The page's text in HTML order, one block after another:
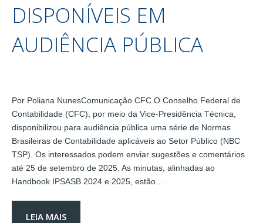
DISPONÍVEIS EM
AUDIÊNCIA PÚBLICA
Por Poliana NunesComunicação CFC O Conselho Federal de
Contabilidade (CFC), por meio da Vice-Presidência Técnica,
disponibilizou para audiência pública uma série de Normas
Brasileiras de Contabilidade aplicáveis ao Setor Público (NBC
TSP). Os interessados podem enviar sugestões e comentários
até 25 de setembro de 2025. As minutas, alinhadas ao
Handbook IPSASB 2024 e 2025, estão…
LEIA MAIS